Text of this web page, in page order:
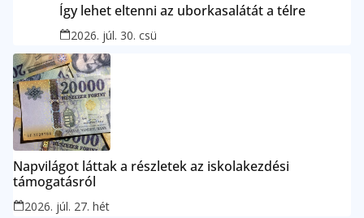
Így lehet eltenni az uborkasalátát a télre
2026. júl. 30. csü
Napvilágot láttak a részletek az iskolakezdési
támogatásról
2026. júl. 27. hét